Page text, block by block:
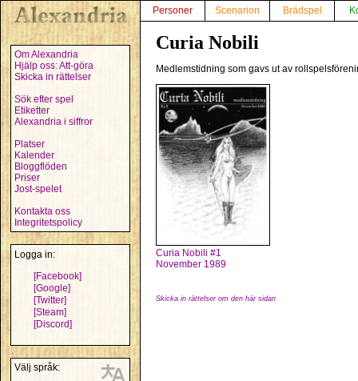
Om Alexandria
Hjälp oss: Att-göra
Skicka in rättelser
Sök efter spel
Etiketter
Alexandria i siffror
Platser
Kalender
Bloggflöden
Priser
Jost-spelet
Kontakta oss
Integritetspolicy
Logga in:
[Facebook]
[Google]
[Twitter]
[Steam]
[Discord]
Välj språk:
Personer Scenarion Brädspel
Curia Nobili
Medlemstidning som gavs ut av
Curia Nobili #1
November 1989
Skicka in rättelser om den här sidan